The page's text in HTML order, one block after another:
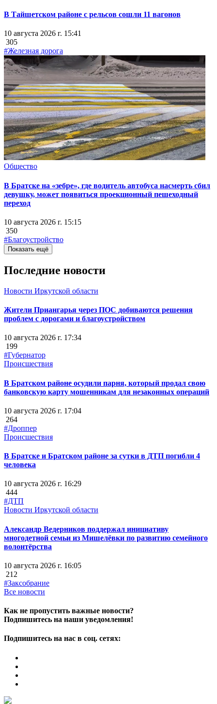
В Тайшетском районе с рельсов сошли 11 вагонов
10 августа 2026 г. 15:41
305
#Железная дорога
Общество
В Братске на «зебре», где водитель автобуса насмерть сбил
девушку, может появиться проекционный пешеходный
переход
10 августа 2026 г. 15:15
350
#Благоустройство
Показать ещё
Последние новости
Новости Иркутской области
Жители Приангарья через ПОС добиваются решения
проблем с дорогами и благоустройством
10 августа 2026 г. 17:34
199
#Губернатор
Происшествия
В Братском районе осудили парня, который продал свою
банковскую карту мошенникам для незаконных операций
10 августа 2026 г. 17:04
264
#Дроппер
Происшествия
В Братске и Братском районе за сутки в ДТП погибли 4
человека
10 августа 2026 г. 16:29
444
#ДТП
Новости Иркутской области
Александр Ведерников поддержал инициативу
многодетной семьи из Мишелёвки по развитию семейного
волонтёрства
10 августа 2026 г. 16:05
212
#Заксобрание
Все новости
Как не пропустить важные новости?
Подпишитесь на наши уведомления!
Подпишитесь на нас в соц. сетях: